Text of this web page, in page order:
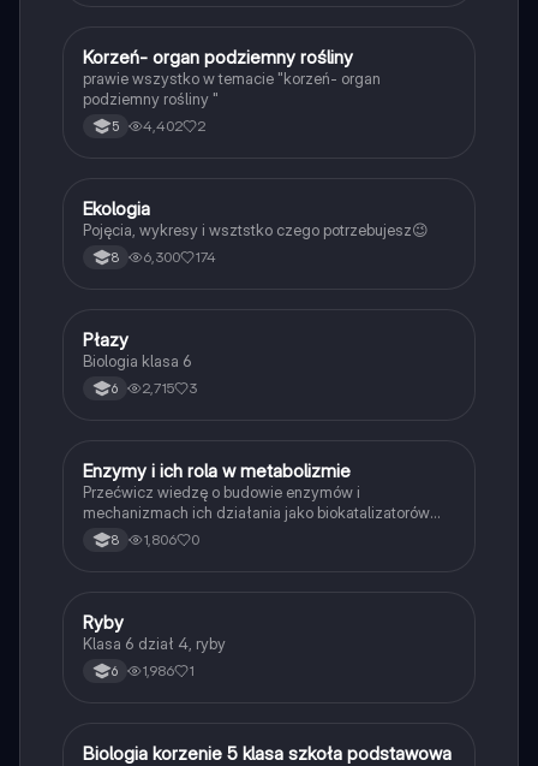
KBiologia
Korzeń- organ podziemny rośliny
prawie wszystko w temacie "korzeń- organ
podziemny rośliny "
5 4,402 2
Biologia
Ekologia
Pojęcia, wykresy i wsztstko czego potrzebujesz😉
8 6,300 174
PBiologia
Płazy
Biologia klasa 6
6 2,715 3
EBiologia
Enzymy i ich rola w metabolizmie
Przećwicz wiedzę o budowie enzymów i
mechanizmach ich działania jako biokatalizatorów
przyspieszających reakcje.
8 1,806 0
RBiologia
Ryby
Klasa 6 dział 4, ryby
6 1,986 1
BBiologia
Biologia korzenie 5 klasa szkoła podstawowa